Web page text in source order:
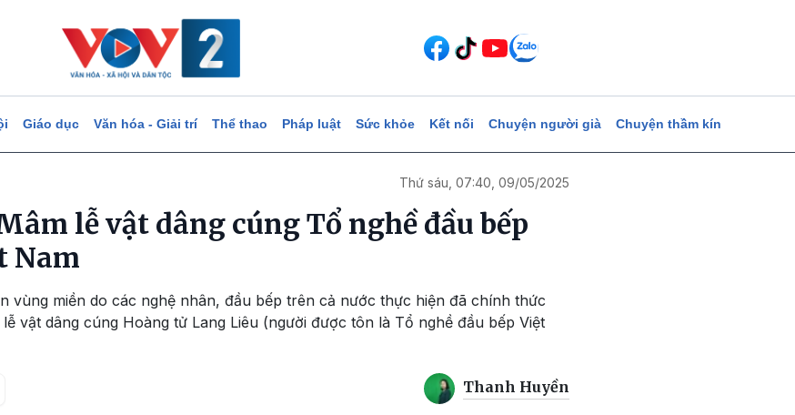
Giáo dục Văn hóa - Giải trí Thể thao Pháp luật Sức khỏe Kết nối Chuyện người già Chuyện thầm kín
Thứ sáu, 07:40, 09/05/2025
lễ vật dâng cúng Tổ nghề đầu bếp
Nam
vùng miền do các nghệ nhân, đầu bếp trên cả nước thực hiện đã chính thức
vật dâng cúng Hoàng tử Lang Liêu (người được tôn là Tổ nghề đầu bếp Việt
Thanh Huyền